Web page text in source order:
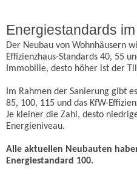
Energiestandards
Der Neubau von Wohnhäusern
Effizienzhaus-Standards 40, 55
Immobilie, desto höher ist der
Im Rahmen der Sanierung gibt
85, 100, 115 und das KfW-
Je kleiner die Zahl, desto
Energieniveau.
Alle aktuellen Neu­bauten
Energiestandard 100.